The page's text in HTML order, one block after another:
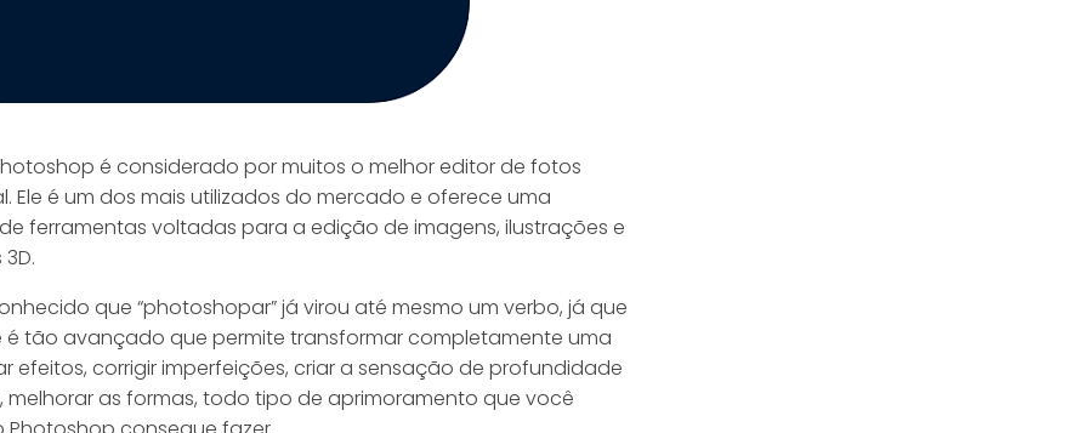
é considerado por muitos o melhor editor de fotos
Ele é um dos mais utilizados do mercado e oferece uma
ferramentas voltadas para a edição de imagens, ilustrações e
que “photoshopar” já virou até mesmo um verbo, já que
é tão avançado que permite transformar completamente uma
efeitos, corrigir imperfeições, criar a sensação de profundidade
melhorar as formas, todo tipo de aprimoramento que você